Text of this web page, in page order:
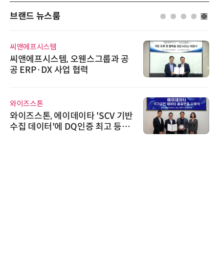
브랜드 뉴스룸
씨앤에프시스템
씨앤에프시스템, 오웬스그룹과 공
공 ERP·DX 사업 협력
와이즈스톤
와이즈스톤, 에이데이타 'SCV 기반
수집 데이터'에 DQ인증 최고 등급